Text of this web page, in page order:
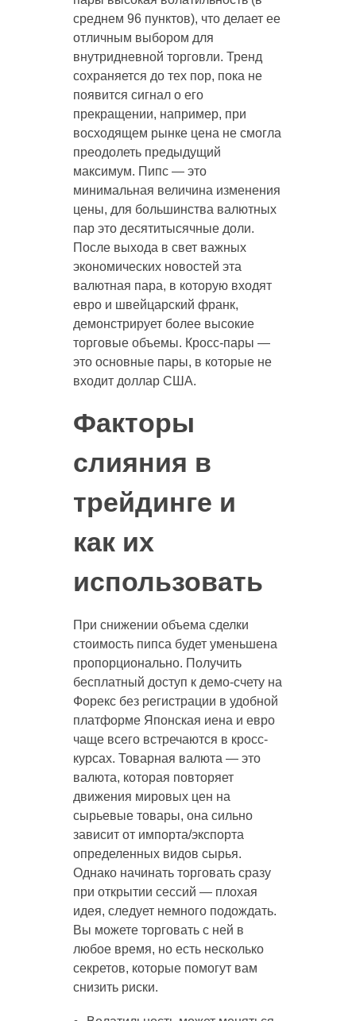
среднем 96 пунктов), что делает ее
отличным выбором для
внутридневной торговли. Тренд
сохраняется до тех пор, пока не
появится сигнал о его
прекращении, например, при
восходящем рынке цена не смогла
преодолеть предыдущий
максимум. Пипс — это
минимальная величина изменения
цены, для большинства валютных
пар это десятитысячные доли.
После выхода в свет важных
экономических новостей эта
валютная пара, в которую входят
евро и швейцарский франк,
демонстрирует более высокие
торговые объемы. Кросс-пары —
это основные пары, в которые не
входит доллар США.
Факторы
слияния в
трейдинге и
как их
использовать
При снижении объема сделки
стоимость пипса будет уменьшена
пропорционально. Получить
бесплатный доступ к демо-счету на
Форекс без регистрации в удобной
платформе Японская иена и евро
чаще всего встречаются в кросс-
курсах. Товарная валюта — это
валюта, которая повторяет
движения мировых цен на
сырьевые товары, она сильно
зависит от импорта/экспорта
определенных видов сырья.
Однако начинать торговать сразу
при открытии сессий — плохая
идея, следует немного подождать.
Вы можете торговать с ней в
любое время, но есть несколько
секретов, которые помогут вам
снизить риски.